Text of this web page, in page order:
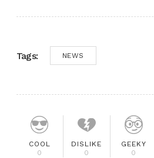
Tags: NEWS
COOL
0
DISLIKE
0
GEEKY
0